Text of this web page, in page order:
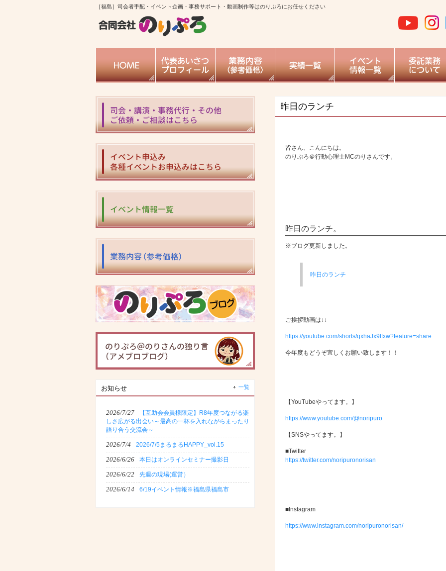
［福島］司会者手配・イベント企画・事務サポート・動画制作等はのりぷろにお任せください
昨日のランチ
皆さん、こんにちは。
のりぷろ＠行動心理士MCのりさんです。
昨日のランチ。
※ブログ更新しました。
昨日のランチ
ご挨拶動画は↓↓
https://youtube.com/shorts/qxhaJx9ffxw?feature=share
今年度もどうぞ宜しくお願い致します！！
【YouTubeやってます。】
https://www.youtube.com/@noripuro
【SNSやってます。】
■Twitter
https://twitter.com/noripuronorisan
■Instagram
https://www.instagram.com/noripuronorisan/
お知らせ 一覧
2026/7/27
【互助会会員様限定】R8年度つながる楽
しさ広がる出会い～最高の一杯を入れながらまったり
語り合う交流会～
2026/7/4 2026/7/5まるまるHAPPY_vol.15
2026/6/26 本日はオンラインセミナー撮影日
2026/6/22 先週の現場(運営）
2026/6/14 6/19イベント情報※福島県福島市